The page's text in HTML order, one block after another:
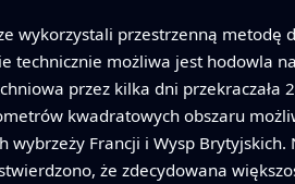
wykorzystali przestrzenną metodę
możliwa jest hodowla
przez kilka dni przekraczała
kwadratowych obszaru
wybrzeży Francji i Wysp
że zdecydowana